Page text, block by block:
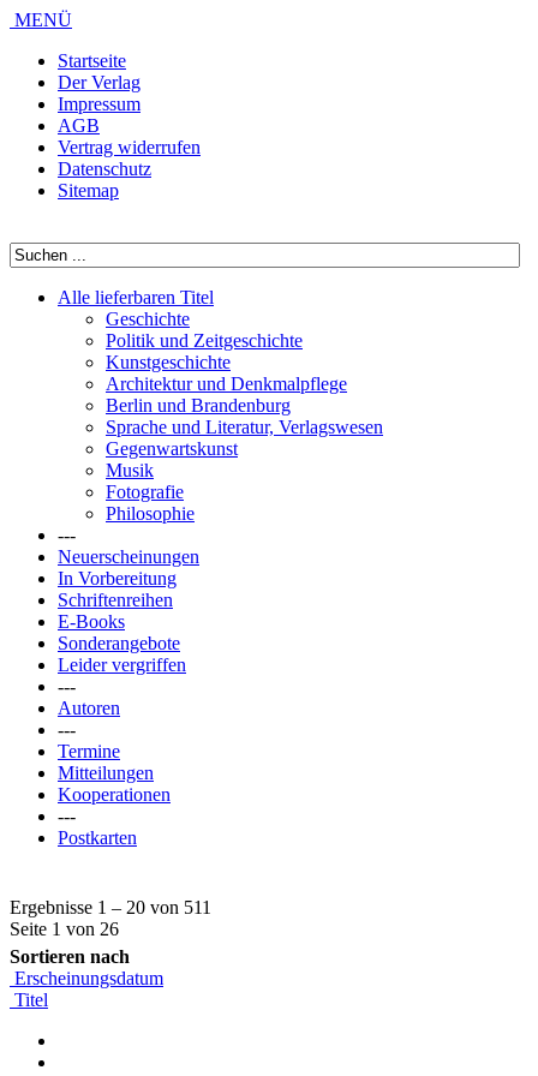
MENÜ
Startseite
Der Verlag
Impressum
AGB
Vertrag widerrufen
Datenschutz
Sitemap
Alle lieferbaren Titel
Geschichte
Politik und Zeitgeschichte
Kunstgeschichte
Architektur und Denkmalpflege
Berlin und Brandenburg
Sprache und Literatur, Verlagswesen
Gegenwartskunst
Musik
Fotografie
Philosophie
---
Neuerscheinungen
In Vorbereitung
Schriftenreihen
E-Books
Sonderangebote
Leider vergriffen
---
Autoren
---
Termine
Mitteilungen
Kooperationen
---
Postkarten
Ergebnisse 1 – 20 von 511
Seite 1 von 26
Sortieren nach
Erscheinungsdatum
Titel